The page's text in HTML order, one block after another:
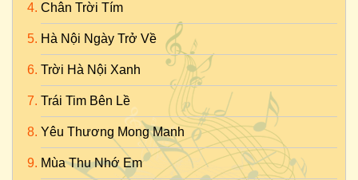
Chân Trời Tím
Hà Nội Ngày Trở Về
Trời Hà Nội Xanh
Trái Tim Bên Lề
Yêu Thương Mong Manh
Mùa Thu Nhớ Em